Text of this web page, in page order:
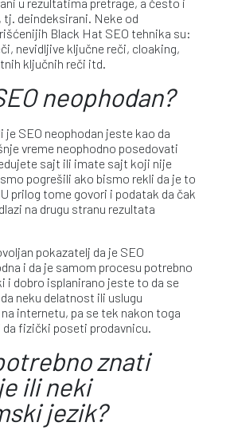
u rezultatima pretrage, a često i
deindeksirani. Neke od
Black Hat SEO tehnika su:
nevidljive ključne reči, cloaking,
ključnih reči itd.
neophodan?
SEO neophodan jeste kao da
vreme neophodno posedovati
sajt ili imate sajt koji nije
pogrešili ako bismo rekli da je to
prilog tome govori i podatak da čak
na drugu stranu rezultata
pokazatelj da je SEO
i da je samom procesu potrebno
dobro isplanirano jeste to da se
neku delatnost ili uslugu
internetu, pa se tek nakon toga
fizički poseti prodavnicu.
znati
ili neki
jezik?